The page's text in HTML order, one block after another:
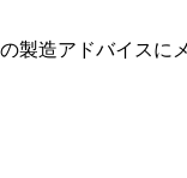
造アドバイス